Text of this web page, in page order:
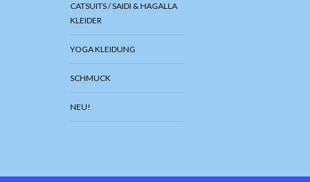
CATSUITS / SAIDI & HAGALLA
KLEIDER
YOGA KLEIDUNG
SCHMUCK
NEU!